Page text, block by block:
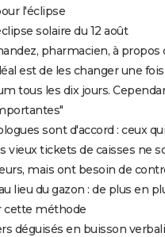
l'éclipse
solaire du 12 août
pharmacien, à propos
est de les changer une
tous les dix jours.
sont d'accord : ceux
vieux tickets de caisses ne
mais ont besoin de
lieu du gazon : de plus en
cette méthode
déguisés en buisson